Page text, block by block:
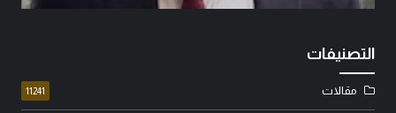
التصنيفات
مقالات 11241